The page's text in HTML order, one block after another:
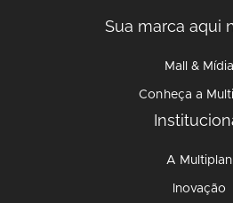
Sua marca aqui
Mall & Mídia
Conheça a
A Multiplan
Inovação